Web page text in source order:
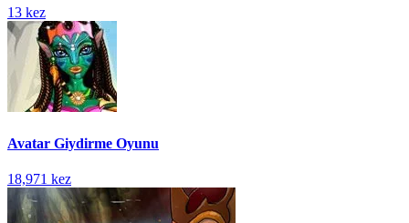
13 kez
Avatar Giydirme Oyunu
18,971 kez